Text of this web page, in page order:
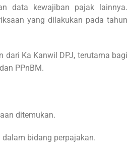
data kewajiban pajak lainnya.
yang dilakukan pada tahun
dari Ka Kanwil DPJ, terutama bagi
PPnBM.
ditemukan.
bidang perpajakan.